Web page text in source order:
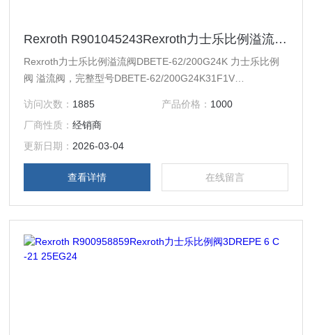
Rexroth R901045243Rexroth力士乐比例溢流阀DBETE-62/200G24K
Rexroth力士乐比例溢流阀DBETE-62/200G24K 力士乐比例
阀 溢流阀，完整型号DBETE-62/200G24K31F1V
V DC
访问次数： 1885 产品价格： 1000
厂商性质：经销商
更新日期： 2026-03-04
查看详情 在线留言